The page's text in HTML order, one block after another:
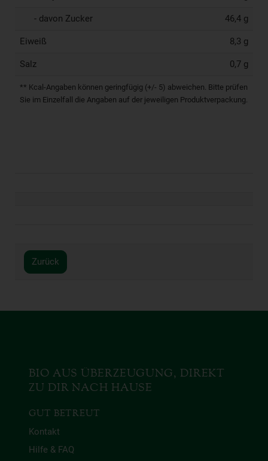
- davon Zucker 46,4 g
Eiweiß 8,3 g
Salz 0,7 g
** Kcal-Angaben können geringfügig (+/- 5) abweichen. Bitte prüfen
Sie im Einzelfall die Angaben auf der jeweiligen Produktverpackung.
Zurück
BIO AUS ÜBERZEUGUNG, DIREKT
ZU DIR NACH HAUSE
GUT BETREUT
Kontakt
Hilfe & FAQ